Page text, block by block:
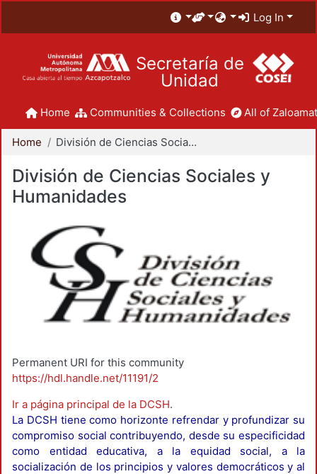
Log In
Secretaría de
Unidad
Home Communities & Collections All of
Home División de Ciencias Sociales y Humanidades
División de Ciencias Sociales y
Humanidades
Permanent URI for this community
https://hdl.handle.net/11191/2
Ir a página principal de la DCSH.
La DCSH tiene como horizonte refrendar y profundizar su
compromiso social contribuyendo, desde su especificidad
como entidad educativa, a la equidad social, a la
socialización de los principios y valores democráticos y al